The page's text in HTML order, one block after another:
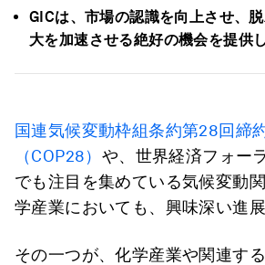
GICは、市場の認識を向上させ、
大を加速させる絶好の機会を提供し
国連気候変動枠組条約第28回締
（COP28） や、世界経済フォー
でも注目を集めている気候変動
学産業においても、興味深い進
その一つが、化学産業や関連す